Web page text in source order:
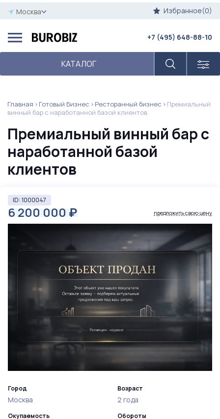
Москва Избранное(0)
КАТАЛОГ
+7 (495) 648-88-10
Главная Готовый Бизнес Ресторанный бизнес
Премиальный
винный бар с наработанной базой клиентов
Премиальный винный бар с
наработанной базой
клиентов
ID: 1000047
6 200 000 ₽ предложить свою цену
Город
Москва
Окупаемость
Возраст
2 года
Обороты